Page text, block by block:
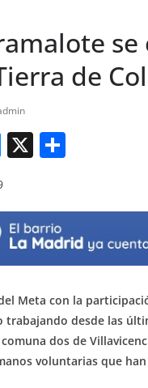
de
M
ss
e
n
g
er
X
e
Meta con la
trabajando desde las
dos de
voluntarias que